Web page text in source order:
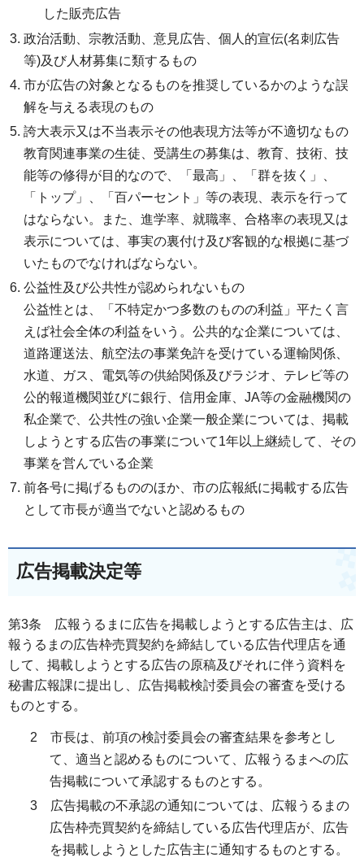
した販売広告
政治活動、宗教活動、意見広告、個人的宣伝(名刺広告
等)及び人材募集に類するもの
市が広告の対象となるものを推奨しているかのような誤
解を与える表現のもの
誇大表示又は不当表示その他表現方法等が不適切なもの
教育関連事業の生徒、受講生の募集は、教育、技術、技
能等の修得が目的なので、「最高」、「群を抜く」、
「トップ」、「百パーセント」等の表現、表示を行って
はならない。また、進学率、就職率、合格率の表現又は
表示については、事実の裏付け及び客観的な根拠に基づ
いたものでなければならない。
公益性及び公共性が認められないもの
公益性とは、「不特定かつ多数のものの利益」平たく言
えば社会全体の利益をいう。公共的な企業については、
道路運送法、航空法の事業免許を受けている運輸関係、
水道、ガス、電気等の供給関係及びラジオ、テレビ等の
公的報道機関並びに銀行、信用金庫、JA等の金融機関の
私企業で、公共性の強い企業一般企業については、掲載
しようとする広告の事業について1年以上継続して、その
事業を営んでいる企業
前各号に掲げるもののほか、市の広報紙に掲載する広告
として市長が適当でないと認めるもの
広告掲載決定等
第3条 広報うるまに広告を掲載しようとする広告主は、広
報うるまの広告枠売買契約を締結している広告代理店を通
して、掲載しようとする広告の原稿及びそれに伴う資料を
秘書広報課に提出し、広告掲載検討委員会の審査を受ける
ものとする。
2 市長は、前項の検討委員会の審査結果を参考とし
て、適当と認めるものについて、広報うるまへの広
告掲載について承認するものとする。
3 広告掲載の不承認の通知については、広報うるまの
広告枠売買契約を締結している広告代理店が、広告
を掲載しようとした広告主に通知するものとする。